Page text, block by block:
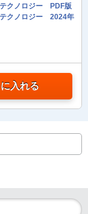
クノロジー PDF版
クノロジー 2024年
入れる